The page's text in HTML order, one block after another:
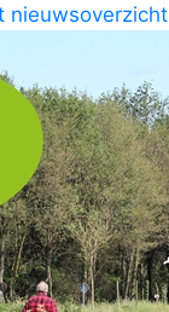
nieuwsoverzicht